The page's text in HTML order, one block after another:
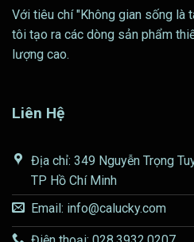
Với tiêu chí "Không gian sống là
tôi tạo ra các dòng sản phẩm
lượng cao.
Liên Hệ
Địa chỉ: 349 Nguyễn Trọng
TP Hồ Chí Minh
Email: info@calucky.com